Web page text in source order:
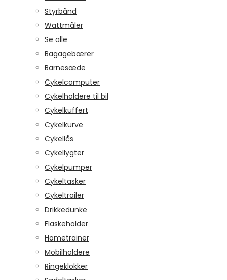
Styrbånd
Wattmåler
Se alle
Bagagebærer
Barnesæde
Cykelcomputer
Cykelholdere til bil
Cykelkuffert
Cykelkurve
Cykellås
Cykellygter
Cykelpumper
Cykeltasker
Cykeltrailer
Drikkedunke
Flaskeholder
Hometrainer
Mobilholdere
Ringeklokker